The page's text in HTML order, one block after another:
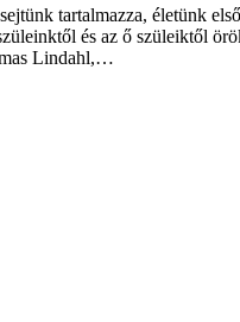
tartalmazza, életünk
és az ő szüleiktől
Lindahl,…